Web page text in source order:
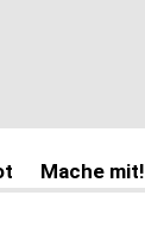
Mache mit!